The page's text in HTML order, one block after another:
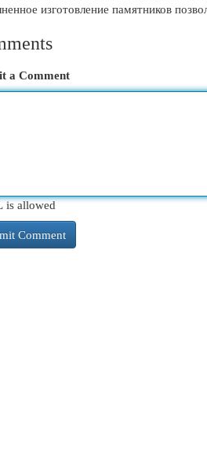
изготовление памятников
a Comment
is allowed